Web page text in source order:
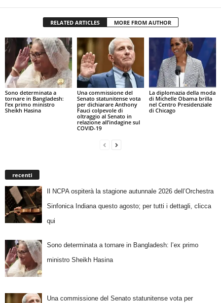
RELATED ARTICLES MORE FROM AUTHOR
Sono determinata a
tornare in Bangladesh:
l’ex primo ministro
Sheikh Hasina
Una commissione del
Senato statunitense vota
per dichiarare Anthony
Fauci colpevole di
oltraggio al Senato in
relazione all’indagine sul
COVID-19
La diplomazia della moda
di Michelle Obama brilla
nel Centro Presidenziale
di Chicago
recenti
Il NCPA ospiterà la stagione autunnale 2026 dell’Orchestra
Sinfonica Indiana questo agosto; per tutti i dettagli, clicca
qui
Sono determinata a tornare in Bangladesh: l’ex primo
ministro Sheikh Hasina
Una commissione del Senato statunitense vota per